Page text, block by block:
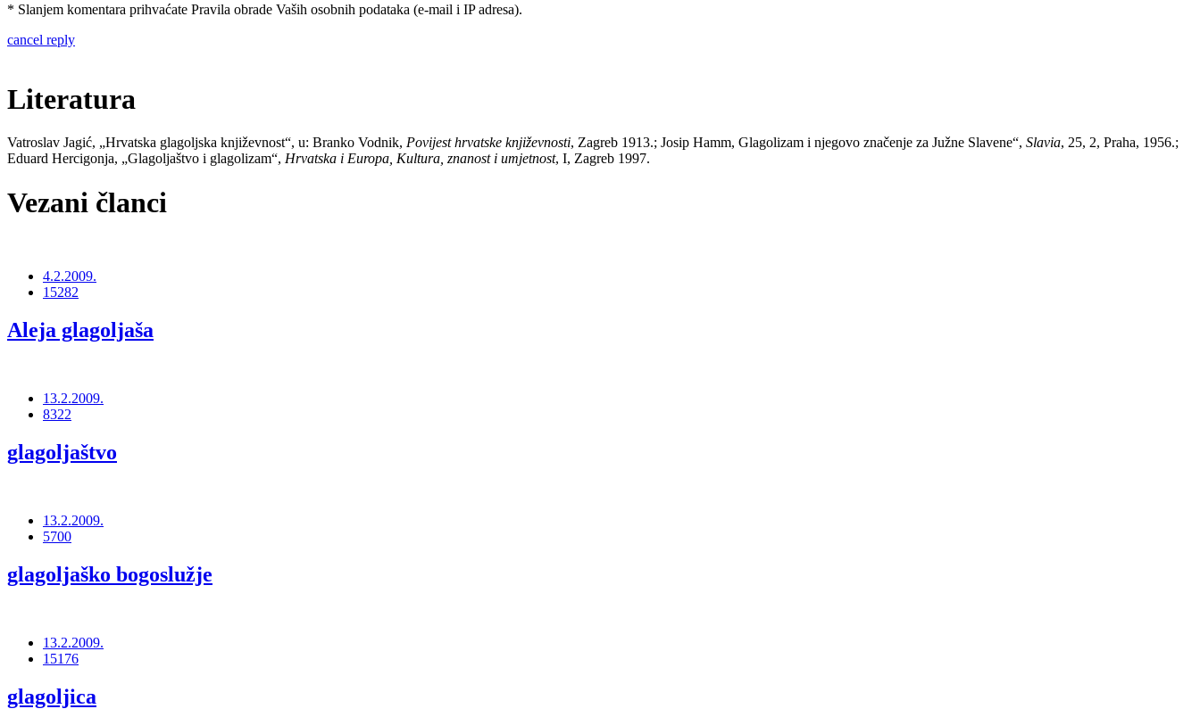
* Slanjem komentara prihvaćate Pravila obrade Vaših osobnih podataka (e-mail i IP adresa).
cancel reply
Literatura
Vatroslav Jagić, „Hrvatska glagoljska književnost“, u: Branko Vodnik, Povijest hrvatske književnosti, Zagreb 1913.; Josip Hamm, Glagolizam i njegovo značenje za Južne Slavene“, Slavia, 25, 2, Praha, 1956.;
Eduard Hercigonja, „Glagoljaštvo i glagolizam“, Hrvatska i Europa, Kultura, znanost i umjetnost, I, Zagreb 1997.
Vezani članci
4.2.2009.
15282
Aleja glagoljaša
13.2.2009.
8322
glagoljaštvo
13.2.2009.
5700
glagoljaško bogoslužje
13.2.2009.
15176
glagoljica